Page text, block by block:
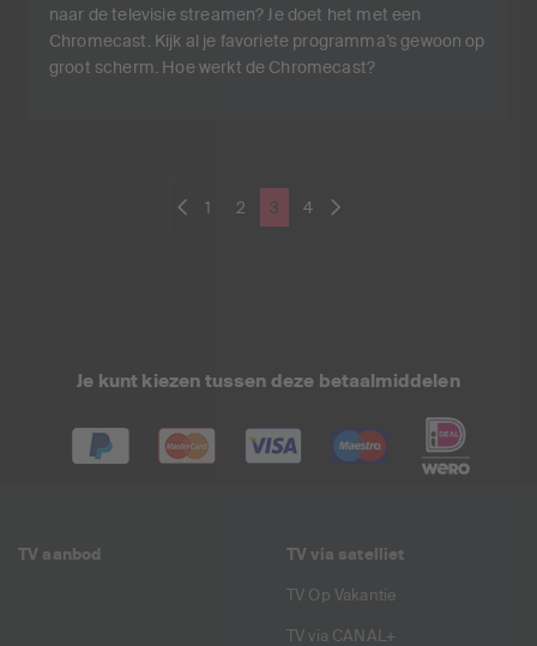
naar de televisie streamen? Je doet het met een
Chromecast. Kijk al je favoriete programma’s gewoon op
groot scherm. Hoe werkt de Chromecast?
1 2 3 4
Je kunt kiezen tussen deze betaalmiddelen
TV aanbod TV via satelliet
TV Op Vakantie
TV via CANAL+